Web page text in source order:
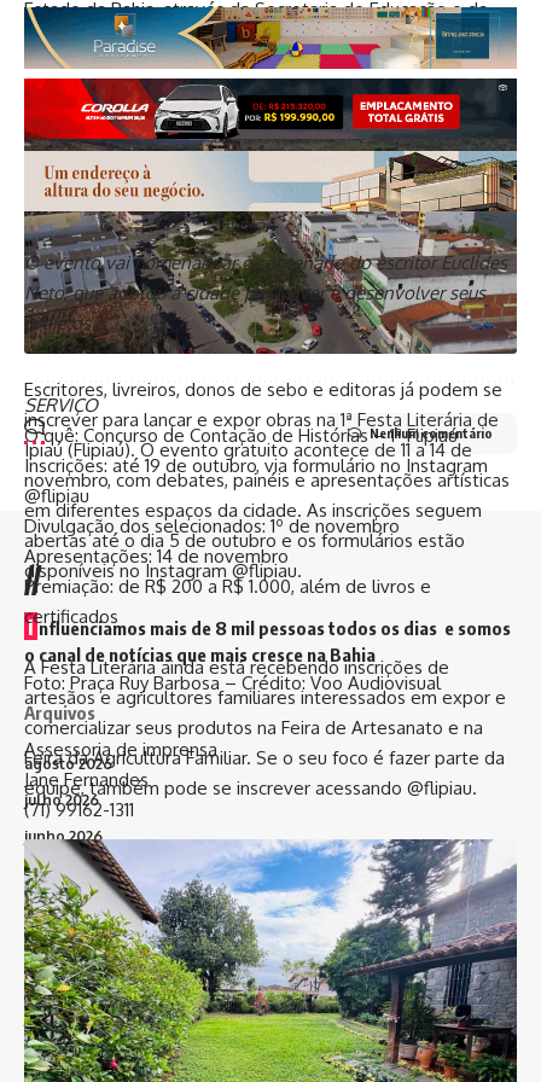
Estado da Bahia, através da Secretaria de Educação e da
Secretaria de Cultura, via Fundação Pedro Calmon.
SERVIÇO
O quê: Concurso de Contação de Histórias – 1ª Flipiaú
Inscrições: até 19 de outubro, via formulário no Instagram
@flipiau
Divulgação dos selecionados: 1º de novembro
Apresentações: 14 de novembro
Premiação: de R$ 200 a R$ 1.000, além de livros e
certificados
Foto: Praça Ruy Barbosa – Crédito: Voo Audiovisual
Assessoria de imprensa
Jane Fernandes
(71) 99162-1311
O evento vai homenagear o centenário do escritor Euclides
Neto, que adotou a cidade para viver e desenvolver seus
projetos
Escritores, livreiros, donos de sebo e editoras já podem se
inscrever para lançar e expor obras na 1ª Festa Literária de
Ipiaú (Flipiaú). O evento gratuito acontece de 11 a 14 de
novembro, com debates, painéis e apresentações artísticas
em diferentes espaços da cidade. As inscrições seguem
abertas até o dia 5 de outubro e os formulários estão
disponíveis no Instagram @flipiau.
A Festa Literária ainda está recebendo inscrições de
artesãos e agricultores familiares interessados em expor e
comercializar seus produtos na Feira de Artesanato e na
Feira da Agricultura Familiar. Se o seu foco é fazer parte da
equipe, também pode se inscrever acessando @flipiau.
Nenhum comentário
//
I nfluenciamos mais de 8 mil pessoas todos os dias e somos
o canal de notícias que mais cresce na Bahia
Arquivos
agosto 2026
julho 2026
junho 2026
maio 2026
abril 2026
março 2026
fevereiro 2026
janeiro 2026
dezembro 2025